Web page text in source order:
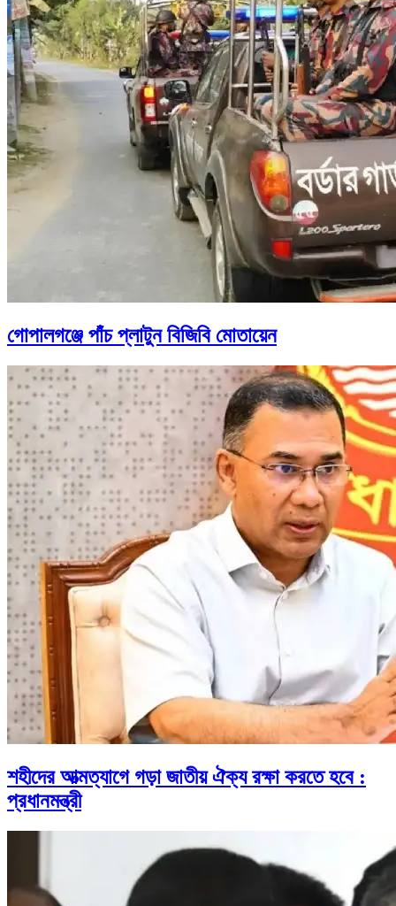
গোপালগঞ্জে পাঁচ প্লাটুন বিজিবি মোতায়েন
শহীদের আত্মত্যাগে গড়া জাতীয় ঐক্য রক্ষা করতে হবে :
প্রধানমন্ত্রী